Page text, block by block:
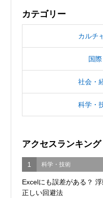
カテゴリー
カルチ
国際
社会・
科学・
アクセスランキング
1 科学・技術
Excelにも誤差がある？
正しい回避法